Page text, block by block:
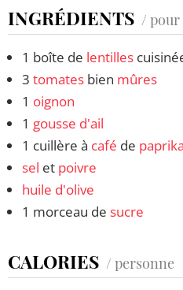
INGRÉDIENTS / pour
1 boîte de lentilles
3 tomates bien mûres
1 oignon
1 gousse d'ail
1 cuillère à café de paprika
sel et poivre
huile d'olive
1 morceau de sucre
CALORIES / personne